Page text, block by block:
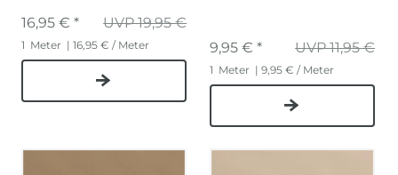
UVP 19,95 €
16,95 € *
1 Meter | 16,95 € / Meter UVP 11,95 €
9,95 € *
1 Meter | 9,95 € / Meter